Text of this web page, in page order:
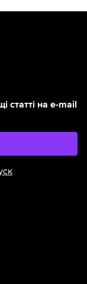
статті на e-mail